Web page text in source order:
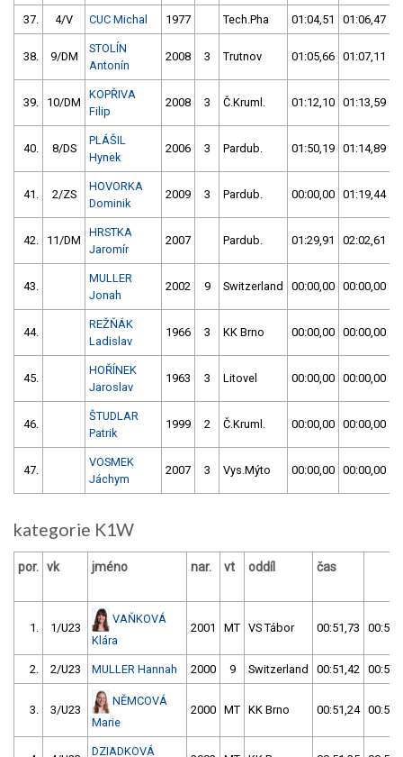
37. 4/V CUC Michal 1977 Tech.Pha 01:04,51 01:06,47
38. 9/DM
STOLÍN
Antonín
2008 3 Trutnov 01:05,66 01:07,11
39. 10/DM
KOPŘIVA
Filip
2008 3 Č.Kruml. 01:12,10 01:13,59
40. 8/DS
PLÁŠIL
Hynek
2006 3 Pardub. 01:50,19 01:14,89
41. 2/ZS
HOVORKA
Dominik
2009 3 Pardub. 00:00,00 01:19,44
42. 11/DM
HRSTKA
Jaromír
2007 Pardub. 01:29,91 02:02,61
43.
MULLER
Jonah
2002 9 Switzerland 00:00,00 00:00,00
44.
REŽŇÁK
Ladislav
1966 3 KK Brno 00:00,00 00:00,00
45.
HOŘÍNEK
Jaroslav
1963 3 Litovel 00:00,00 00:00,00
46.
ŠTUDLAR
Patrik
1999 2 Č.Kruml. 00:00,00 00:00,00
47.
VOSMEK
Jáchym
2007 3 Vys.Mýto 00:00,00 00:00,00
kategorie K1W
por. vk jméno nar. vt oddíl čas
1. 1/U23
VAŇKOVÁ
Klára
2001 MT VS Tábor 00:51,73
2. 2/U23 MULLER Hannah 2000 9 Switzerland 00:51,42
3. 3/U23
NĚMCOVÁ
Marie
2000 MT KK Brno 00:51,24
DZIADKOVÁ